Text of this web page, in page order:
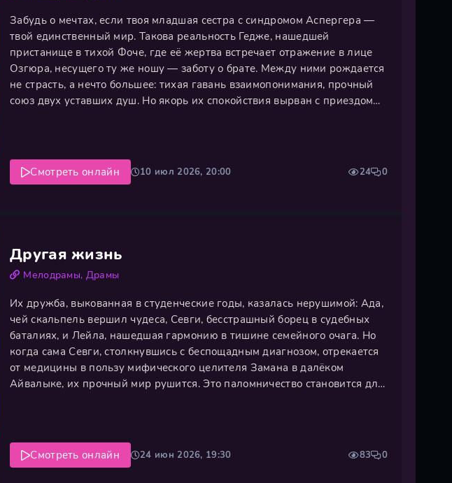
Забудь о мечтах, если твоя младшая сестра с синдромом Аспергера —
твой единственный мир. Такова реальность Гедже, нашедшей
пристанище в тихой Фоче, где её жертва встречает отражение в лице
Озгюра, несущего ту же ношу — заботу о брате. Между ними рождается
не страсть, а нечто большее: тихая гавань взаимопонимания, прочный
союз двух уставших душ. Но якорь их спокойствия вырван с приездом
10 июл 2026, 20:00 24 0
Смотреть онлайн
Другая жизнь
Мелодрамы, Драмы
Их дружба, выкованная в студенческие годы, казалась нерушимой: Ада,
чей скальпель вершил чудеса, Севги, бесстрашный борец в судебных
баталиях, и Лейла, нашедшая гармонию в тишине семейного очага. Но
когда сама Севги, столкнувшись с беспощадным диагнозом, отрекается
от медицины в пользу мифического целителя Замана в далёком
Айвалыке, их прочный мир рушится. Это паломничество становится для
24 июн 2026, 19:30 83 0
Смотреть онлайн